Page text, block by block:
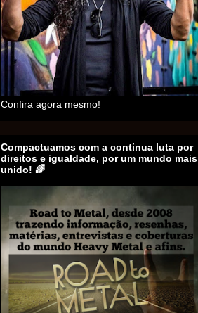
Confira agora mesmo!
Compactuamos com a continua luta por
direitos e igualdade, por um mundo mais
unido! 🌈